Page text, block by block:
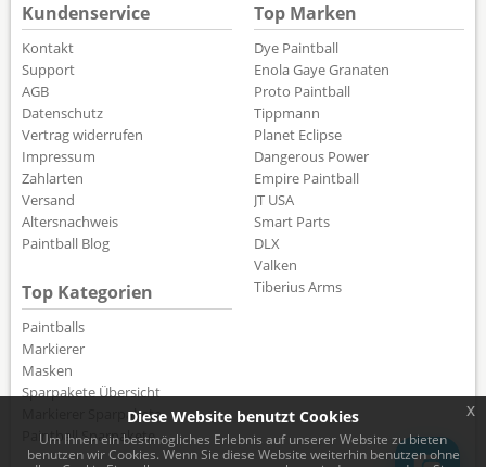
Kundenservice
Kontakt
Support
AGB
Datenschutz
Vertrag widerrufen
Impressum
Zahlarten
Versand
Altersnachweis
Paintball Blog
Top Kategorien
Paintballs
Markierer
Masken
Sparpakete Übersicht
Markierer Sparpakete
Paintball Sparpakete
Top Marken
Dye Paintball
Enola Gaye Granaten
Proto Paintball
Tippmann
Planet Eclipse
Dangerous Power
Empire Paintball
JT USA
Smart Parts
DLX
Valken
Tiberius Arms
Diese Website benutzt Cookies
Um Ihnen ein bestmögliches Erlebnis auf unserer Website zu bieten
benutzen wir Cookies. Wenn Sie diese Website weiterhin benutzen ohne
x